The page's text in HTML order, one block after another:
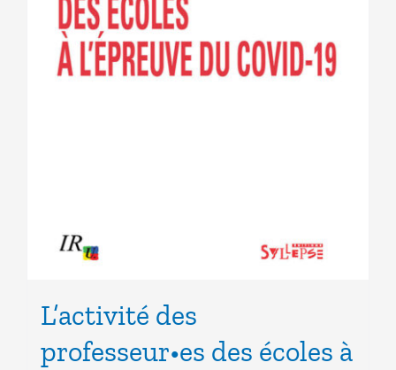
L’activité des
professeur•es des écoles à